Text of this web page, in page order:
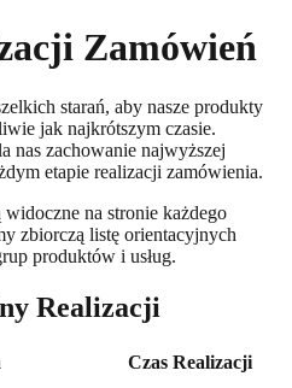
Zamówień
starań, aby nasze produkty
jak najkrótszym czasie.
nas zachowanie najwyższej
etapie realizacji zamówienia.
na stronie każdego
zbiorczą listę orientacyjnych
produktów i usług.
Realizacji
Czas Realizacji